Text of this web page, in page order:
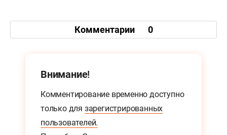
Комментарии 0
Внимание!
Комментирование временно доступно
только для зарегистрированных
пользователей.